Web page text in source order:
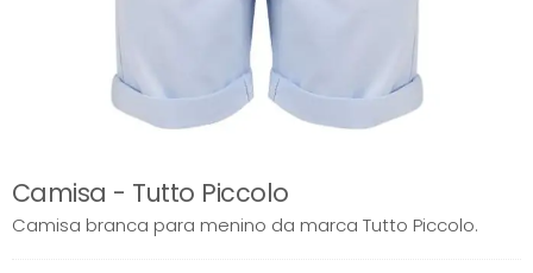
Camisa - Tutto Piccolo
Camisa branca para menino da marca Tutto Piccolo.